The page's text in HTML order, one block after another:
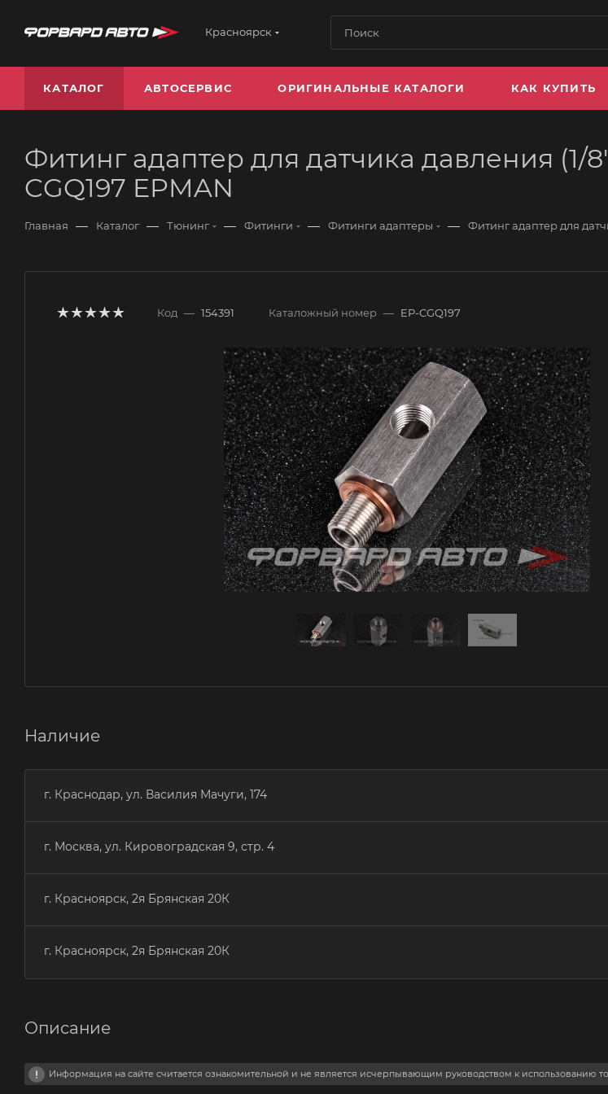
Красноярск
КАТАЛОГ АВТОСЕРВИС ОРИГИНАЛЬНЫЕ КАТАЛОГИ КАК КУПИТЬ
Фитинг адаптер для датчика давления (1/
CGQ197 EPMAN
Главная — Каталог — Тюнинг — Фитинги — Фитинги адаптеры — Фитинг адаптер для
Код — 154391 Каталожный номер — EP-CGQ197
Наличие
г. Краснодар, ул. Василия Мачуги, 174
г. Москва, ул. Кировоградская 9, стр. 4
г. Красноярск, 2я Брянская 20К
г. Красноярск, 2я Брянская 20К
Описание
Информация на сайте считается ознакомительной и не является исчерпывающим руководством к использованию